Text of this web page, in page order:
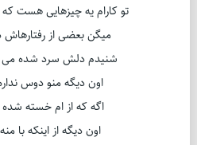
تو کارام یه چیزهایی هست
میگن بعضی از رفتارهاش
شنیدم دلش سرد شده می
اون دیگه منو دوس
اگه که از ام خسته
اون دیگه از اینکه با